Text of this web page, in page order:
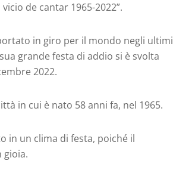
de cantar 1965-2022”.
in giro per il mondo negli ultimi
grande festa di addio si è svolta
2022.
in cui è nato 58 anni fa, nel 1965.
in un clima di festa, poiché il
gioia.